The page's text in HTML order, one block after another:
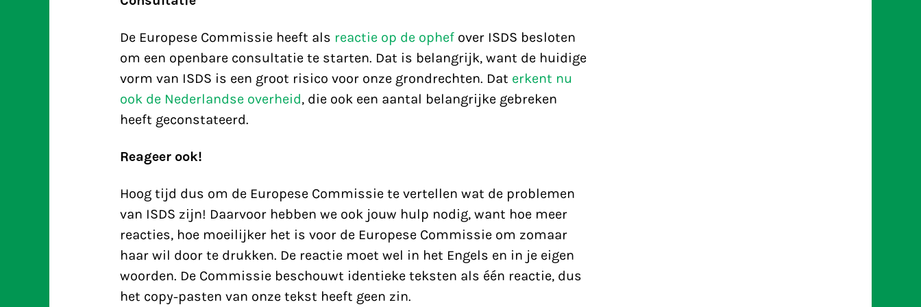
De Europese Commissie heeft als reactie op de ophefover ISDS besloten
om een openbare consultatie te starten. Dat is belangrijk, want de huidige
vorm van ISDS is een groot risico voor onze grondrechten. Dat erkent nu
ook de Nederlandse overheid, die ook een aantal belangrijke gebreken
heeft geconstateerd.
Reageer ook!
Hoog tijd dus om de Europese Commissie te vertellen wat de problemen
van ISDS zijn! Daarvoor hebben we ook jouw hulp nodig, want hoe meer
reacties, hoe moeilijker het is voor de Europese Commissie om zomaar
haar wil door te drukken. De reactie moet wel in het Engels en in je eigen
woorden. De Commissie beschouwt identieke teksten als één reactie, dus
het copy-pasten van onze tekst heeft geen zin.